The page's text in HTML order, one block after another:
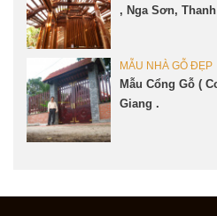
, Nga Sơn,
MẪU NHÀ GỖ ĐẸP
Mẫu Cổng Gỗ (
Giang .